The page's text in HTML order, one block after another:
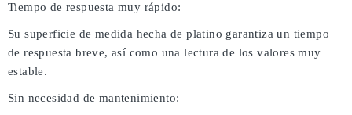
Tiempo de respuesta muy rápido:
Su superficie de medida hecha de platino garantiza un tiempo
de respuesta breve, así como una lectura de los valores muy
estable.
Sin necesidad de mantenimiento: